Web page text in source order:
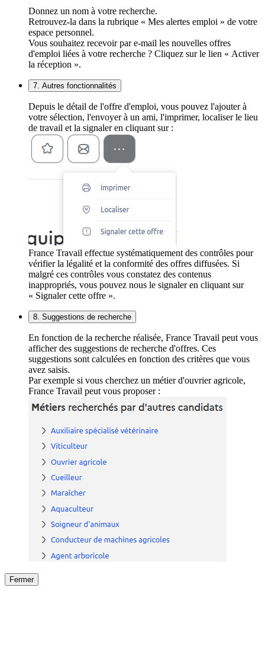
Donnez un nom à votre recherche.
Retrouvez-la dans la rubrique « Mes alertes emploi » de votre
espace personnel.
Vous souhaitez recevoir par e-mail les nouvelles offres
d'emploi liées à votre recherche ? Cliquez sur le lien « Activer
la réception ».
7. Autres fonctionnalités
Depuis le détail de l'offre d'emploi, vous pouvez l'ajouter à
votre sélection, l'envoyer à un ami, l'imprimer, localiser le lieu
de travail et la signaler en cliquant sur :
France Travail effectue systématiquement des contrôles pour
vérifier la légalité et la conformité des offres diffusées. Si
malgré ces contrôles vous constatez des contenus
inappropriés, vous pouvez nous le signaler en cliquant sur
« Signaler cette offre ».
8. Suggestions de recherche
En fonction de la recherche réalisée, France Travail peut vous
afficher des suggestions de recherche d'offres. Ces
suggestions sont calculées en fonction des critères que vous
avez saisis.
Par exemple si vous cherchez un métier d'ouvrier agricole,
France Travail peut vous proposer :
Fermer